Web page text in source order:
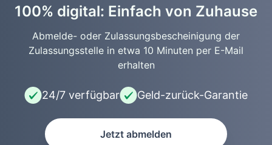
100% digital: Einfach von Zuhause
Abmelde- oder Zulassungsbescheinigung der
Zulassungsstelle in etwa 10 Minuten per E-Mail
erhalten
24/7 verfügbar Geld-zurück-Garantie
Jetzt abmelden